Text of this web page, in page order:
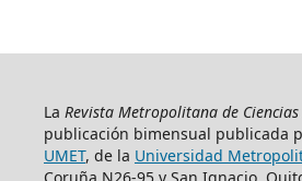
La Revista Metropolitana de
publicación bimensual publicada
UMET, de la Universidad